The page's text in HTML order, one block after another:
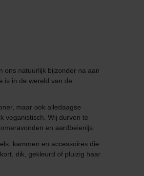
ons natuurlijk bijzonder na aan
is in de wereld van de
maar ook alledaagse
veganistisch. Wij durven te
en aardbeienijs.
kammen en accessoires die
dik, gekleurd of pluizig haar